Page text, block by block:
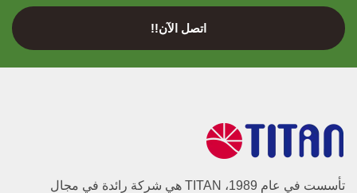
اتصل الآن!!
تأسست في عام 1989، TITAN هي شركة رائدة في مجال